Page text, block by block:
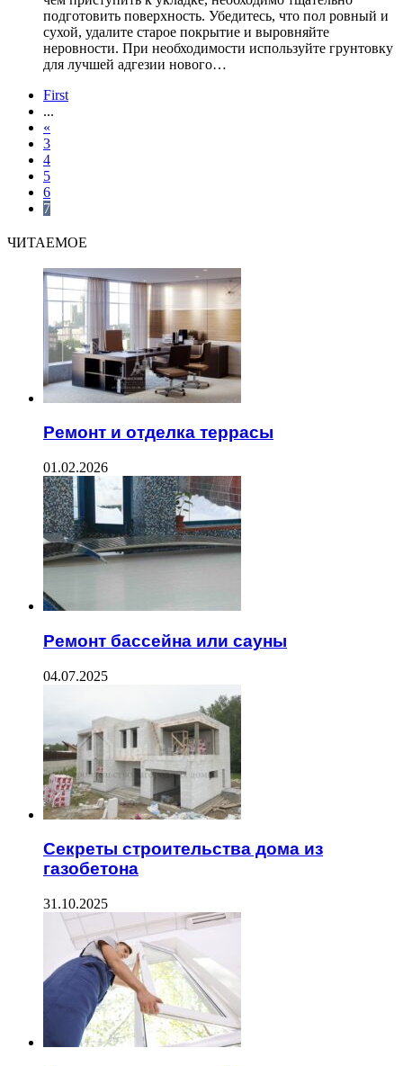
подготовить поверхность. Убедитесь, что пол ровный и
сухой, удалите старое покрытие и выровняйте
неровности. При необходимости используйте грунтовку
для лучшей адгезии нового…
First
...
«
3
4
5
6
7
ЧИТАЕМОЕ
Ремонт и отделка террасы
01.02.2026
Ремонт бассейна или сауны
04.07.2025
Секреты строительства дома из
газобетона
31.10.2025